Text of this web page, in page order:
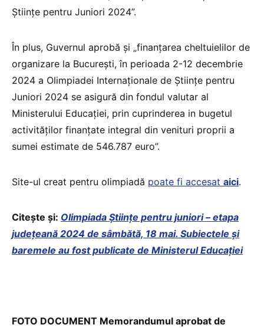
Științe pentru Juniori 2024”.
În plus, Guvernul aprobă și „finanțarea cheltuielilor de
organizare la București, în perioada 2-12 decembrie
2024 a Olimpiadei Internaționale de Științe pentru
Juniori 2024 se asigură din fondul valutar al
Ministerului Educației, prin cuprinderea in bugetul
activităților finanțate integral din venituri proprii a
sumei estimate de 546.787 euro”.
Site-ul creat pentru olimpiadă poate fi accesat aici.
Citește și: Olimpiada Științe pentru juniori – etapa
județeană 2024 de sâmbătă, 18 mai. Subiectele și
baremele au fost publicate de Ministerul Educației
FOTO DOCUMENT Memorandumul aprobat de